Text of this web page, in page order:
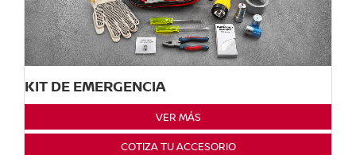
KIT DE EMERGENCIA
VER MÁS
COTIZA TU ACCESORIO